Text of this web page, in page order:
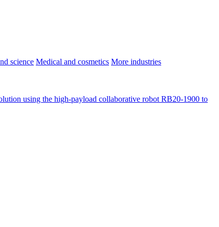
science Medical and cosmetics More industries
using the high-payload collaborative robot RB20-1900 to